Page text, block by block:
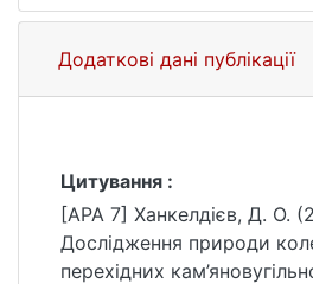
Додаткові дані публікації
Цитування :
[APA 7] Ханкелдієв, Д. О.
Дослідження природи
перехідних